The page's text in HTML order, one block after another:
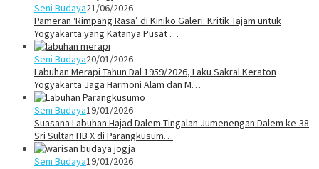
Seni Budaya21/06/2026
Pameran ‘Rimpang Rasa’ di Kiniko Galeri: Kritik Tajam untuk
Yogyakarta yang Katanya Pusat …
Seni Budaya20/01/2026
Labuhan Merapi Tahun Dal 1959/2026, Laku Sakral Keraton
Yogyakarta Jaga Harmoni Alam dan M…
Seni Budaya19/01/2026
Suasana Labuhan Hajad Dalem Tingalan Jumenengan Dalem ke-38
Sri Sultan HB X di Parangkusum…
Seni Budaya19/01/2026